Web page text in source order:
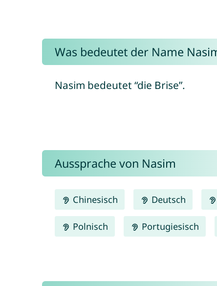
Was bedeutet der Name
Nasim bedeutet “die Brise”.
Aussprache von Nasim
Chinesisch Deutsch
Polnisch Portugiesisch